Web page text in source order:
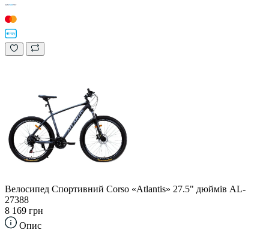
Велосипед Спортивний Corso «Atlantis» 27.5" дюймів AL-
27388
8 169 грн
Опис